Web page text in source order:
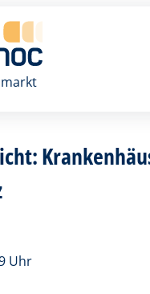
Uhr